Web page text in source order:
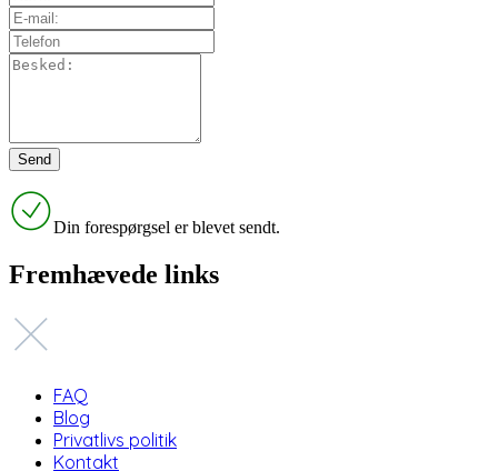
Din forespørgsel er blevet sendt.
Fremhævede links
FAQ
Blog
Privatlivs politik
Kontakt